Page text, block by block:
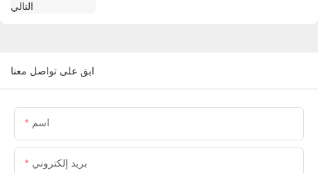
ابق على تواصل معنا
اسم
بريد إلكتروني